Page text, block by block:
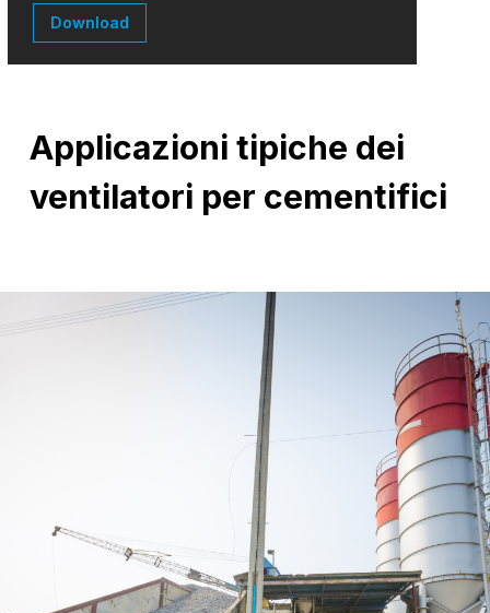
Download
Applicazioni tipiche dei
ventilatori per cementifici